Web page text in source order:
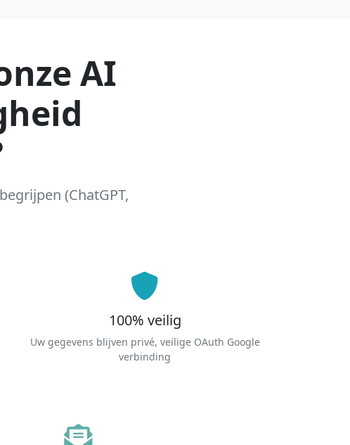
AI
(ChatGPT,
100% veilig
Uw gegevens blijven privé, veilige OAuth Google
verbinding